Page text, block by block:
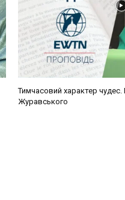
Тимчасовий характер
Журавського